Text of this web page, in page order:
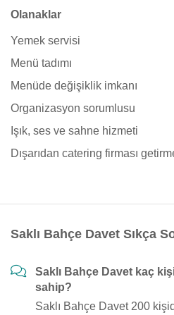
Olanaklar
Yemek servisi
Menü tadımı
Menüde değişiklik imkanı
Organizasyon sorumlusu
Işık, ses ve sahne hizmeti
Dışarıdan catering firması
Saklı Bahçe Davet Sıkça
Saklı Bahçe Davet kaç
sahip?
Saklı Bahçe Davet 200